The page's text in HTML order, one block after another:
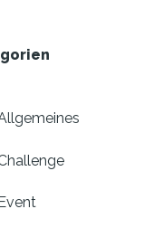
Event